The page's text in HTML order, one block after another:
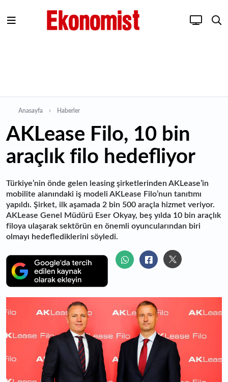
Anasayfa Haberler
AKLease Filo, 10 bin
araçlık filo hedefliyor
Türkiye’nin önde gelen leasing şirketlerinden AKLease’in
mobilite alanındaki iş modeli AKLease Filo’nun tanıtımı
yapıldı. Şirket, ilk aşamada 2 bin 500 araçla hizmet veriyor.
AKLease Genel Müdürü Eser Okyay, beş yılda 10 bin araçlık
filoya ulaşarak sektörün en önemli oyuncularından biri
olmayı hedeflediklerini söyledi.